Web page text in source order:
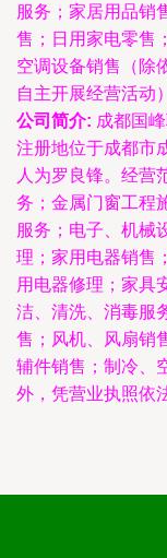
服务；家居用品销
售；日用家电零售
空调设备销售（除
自主开展经营活动
公司简介: 成都国
注册地位于成都市
人为罗良锋。经营
务；金属门窗工程
服务；电子、机械
理；家用电器销售
用电器修理；家具
洁、清洗、消毒服
售；风机、风扇销
辅件销售；制冷、
外，凭营业执照依